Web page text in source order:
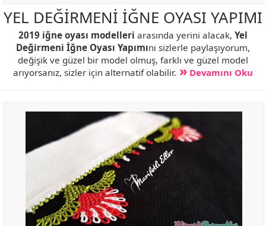
YEL DEĞİRMENİ İĞNE OYASI YAPIMI
2019 iğne oyası modelleri arasında yerini alacak, Yel
Değirmeni İğne Oyası Yapımını sizlerle paylaşıyorum,
değişik ve güzel bir model olmuş, farklı ve güzel model
arıyorsanız, sizler için alternatif olabilir.
Devamını Oku